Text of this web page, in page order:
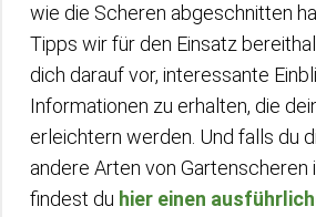
wie die Scheren abgeschnitten
Tipps wir für den Einsatz
dich darauf vor, interessante
Informationen zu erhalten, die
erleichtern werden. Und falls du
andere Arten von Gartenscheren
findest du hier einen